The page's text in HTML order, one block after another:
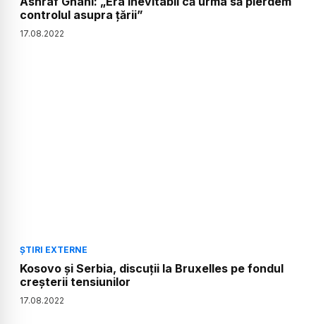
controlul asupra țării”
17.08.2022
ȘTIRI EXTERNE
Kosovo și Serbia, discuții la Bruxelles pe fondul
creșterii tensiunilor
17.08.2022